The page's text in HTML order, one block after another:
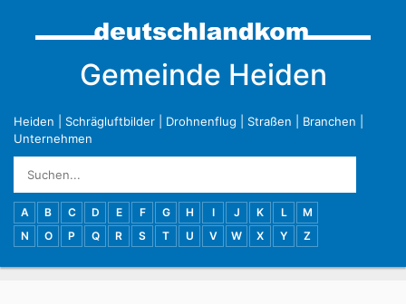
Gemeinde Heiden
Heiden Schrägluftbilder Drohnenflug Straßen Branchen
Unternehmen
A B C D E F G H I J K L
M
N
O P Q R S T U V W X Y Z